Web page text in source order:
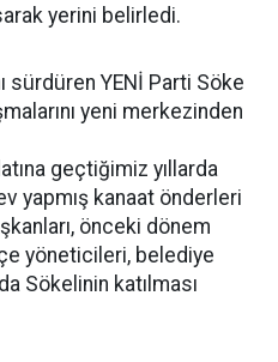
yerini belirledi.
sürdüren YENİ Parti Söke
yeni merkezinden
geçtiğimiz yıllarda
yapmış kanaat önderleri
önceki dönem
yöneticileri, belediye
Sökelinin katılması